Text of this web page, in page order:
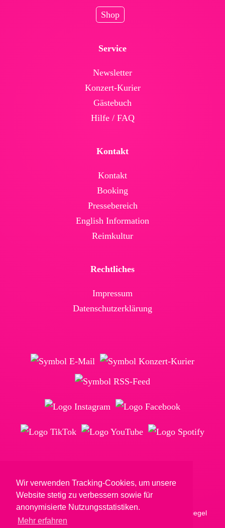
Wir verwenden Tracking-Cookies, um unsere
Website stetig zu verbessern sowie für
anonymisierte Nutzungsstatistiken.
Mehr erfahren
Shop
Service
News­letter
Konzert-Kurier
Gäste­buch
Hilfe / FAQ
Kontakt
Kontakt
Booking
Presse­bereich
English Infor­mation
Reimkultur
Rechtliches
Impressum
Daten­schutz­erklärung
© Reimkultur GmbH & Co. KG